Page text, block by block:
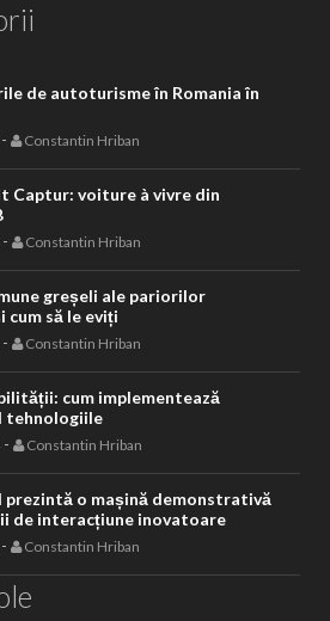
de autoturisme în Romania în
- Constantin Hriban
Captur: voiture à vivre din
- Constantin Hriban
greșeli ale pariorilor
să le eviți
- Constantin Hriban
cum implementează
tehnologiile
- Constantin Hriban
o mașină demonstrativă
de interacțiune inovatoare
- Constantin Hriban